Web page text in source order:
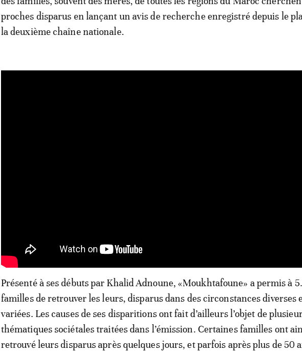
proches disparus en lançant un avis de recherche enregistré depuis le
la deuxième chaîne nationale.
Présenté à ses débuts par Khalid Adnoune, «Moukhtafoune» a permis à
familles de retrouver les leurs, disparus dans des circonstances diverses
variées. Les causes de ses disparitions ont fait d’ailleurs l’objet de
thématiques sociétales traitées dans l’émission. Certaines familles ont
retrouvé leurs disparus après quelques jours, et parfois après plus de 50